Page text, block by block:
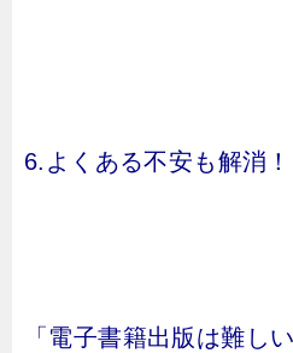
6.よくある不安も解消！
「電子書籍出版は難し